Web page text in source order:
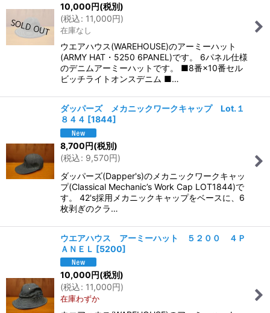
10,000円(税別)
(税込: 11,000円)
在庫なし
ウエアハウス(WAREHOUSE)のアーミーハット
(ARMY HAT・5250 6PANEL)です。 6パネル仕様
のデニムアーミーハットです。 ■8番×10番セル
ビッチライトオンスデニム ■…
ダッパーズ メカニックワークキャップ Lot.１
８４４ [1844]
8,700円(税別)
(税込: 9,570円)
ダッパーズ(Dapper's)のメカニックワークキャッ
プ(Classical Mechanic’s Work Cap LOT1844)で
す。 42's採用メカニックキャップをベースに、6
枚剥ぎのクラ…
ウエアハウス アーミーハット ５２００ ４Ｐ
ＡＮＥＬ [5200]
10,000円(税別)
(税込: 11,000円)
在庫わずか